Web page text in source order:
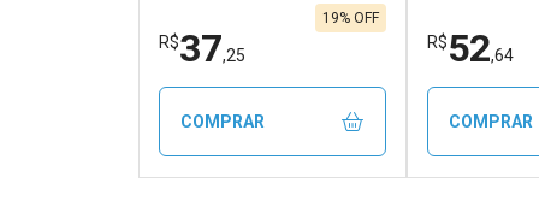
Por R$ 35,19/cada
Por R$ 35,19/cada
Por R$
Por R$
R$37,25
19% OFF
COMPRAR
R$52,64
COMPRAR